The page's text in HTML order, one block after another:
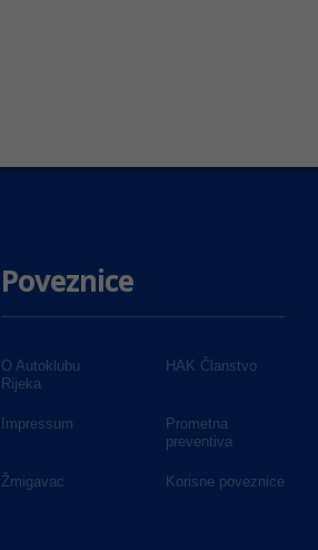
Poveznice
O Autoklubu
Rijeka
HAK Članstvo
Impressum
Prometna
preventiva
Žmigavac Korisne poveznice